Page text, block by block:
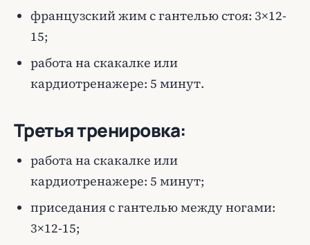
французский жим с гантелью стоя: 3×12-
15;
работа на скакалке или
кардиотренажере: 5 минут.
Третья тренировка:
работа на скакалке или
кардиотренажере: 5 минут;
приседания с гантелью между ногами:
3×12-15;